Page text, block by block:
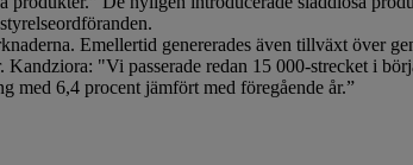
Emellertid genererades även tillväxt över
"Vi passerade redan 15 000-strecket i
med 6,4 procent jämfört med föregående år.”